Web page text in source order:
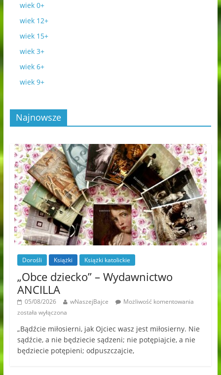
wiek 0+
wiek 12+
wiek 15+
wiek 3+
wiek 6+
wiek 9+
Najnowsze
Dorośli Książki Książki katolickie
„Obce dziecko” – Wydawnictwo
ANCILLA
05/08/2026 wNaszejBajce
Możliwość komentowania
została wyłączona
„Bądźcie miłosierni, jak Ojciec wasz jest miłosierny. Nie
sądźcie, a nie będziecie sądzeni; nie potępiajcie, a nie
będziecie potępieni; odpuszczajcie,